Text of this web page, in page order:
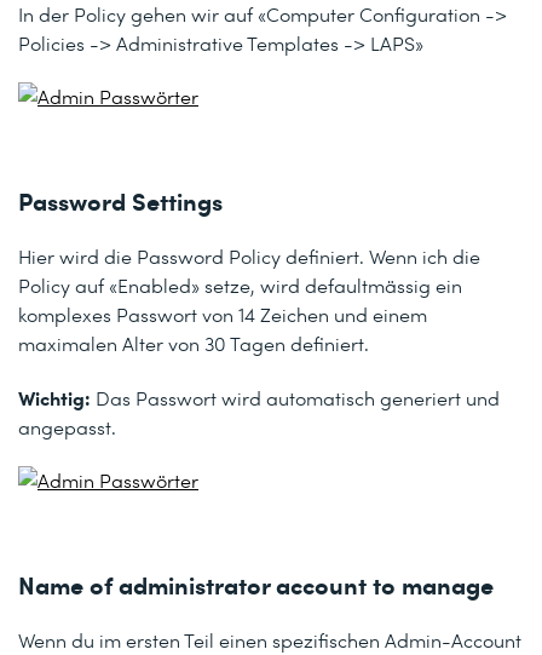
In der Policy gehen wir auf«Computer Configuration ->
Policies -> Administrative Templates -> LAPS»
Password Settings
Hier wird die Password Policy definiert. Wenn ich die
Policy auf«Enabled»setze, wird defaultmässig ein
komplexes Passwort von 14 Zeichen und einem
maximalen Alter von 30 Tagen definiert.
Wichtig: Das Passwort wird automatisch generiert und
angepasst.
Name of administrator account to manage
Wenn du im ersten Teil einen spezifischen Admin-Account